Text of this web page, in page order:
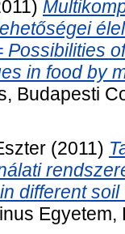
Possibilities
in food by
Budapesti
(2011)
different